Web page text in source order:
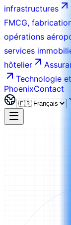
infrastructures
FMCG,
opérations
services
hôtelier
Technologie
PhoenixContact